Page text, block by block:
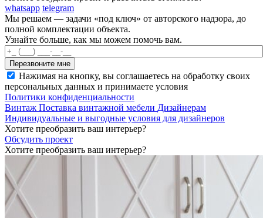
whatsapp telegram
Мы решаем — задачи «под ключ» от авторского надзора, до
полной комплектации объекта.
Узнайте больше, как мы можем помочь вам.
Нажимая на кнопку, вы соглашаетесь на обработку своих
персональных данных и принимаете условия
Политики конфиденциальности
Винтаж Поставка винтажной мебели Дизайнерам
Индивидуальные и выгодные условия для дизайнеров
Хотите преобразить ваш интерьер?
Обсудить проект
Хотите преобразить ваш интерьер?